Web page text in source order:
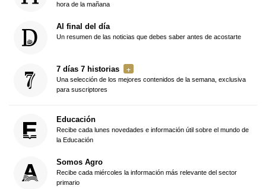
hora de la mañana
Al final del día
Un resumen de las noticias que debes saber antes de acostarte
7 días 7 historias
Una selección de los mejores contenidos de la semana, exclusiva
para suscriptores
Educación
Recibe cada lunes novedades e información útil sobre el mundo de
la Educación
Somos Agro
Recibe cada miércoles la información más relevante del sector
primario